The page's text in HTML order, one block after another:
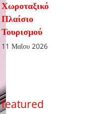
Χωροταξικό
Πλαίσιο
Τουρισμού
11 Μαΐου 2026
featured